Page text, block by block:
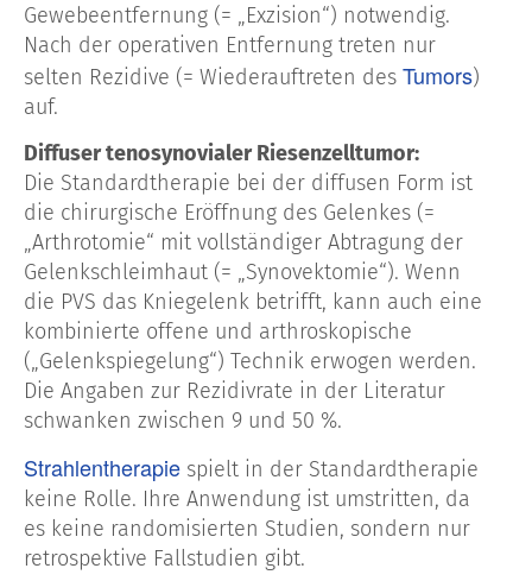
Gewebeentfernung (= „Exzision“) notwendig.
Nach der operativen Entfernung treten nur
selten Rezidive (= Wiederauftreten des Tumors)
auf.
Diffuser tenosynovialer Riesenzelltumor:
Die Standardtherapie bei der diffusen Form ist
die chirurgische Eröffnung des Gelenkes (=
„Arthrotomie“ mit vollständiger Abtragung der
Gelenkschleimhaut (= „Synovektomie“). Wenn
die PVS das Kniegelenk betrifft, kann auch eine
kombinierte offene und arthroskopische
(„Gelenkspiegelung“) Technik erwogen werden.
Die Angaben zur Rezidivrate in der Literatur
schwanken zwischen 9 und 50 %.
Strahlentherapie spielt in der Standardtherapie
keine Rolle. Ihre Anwendung ist umstritten, da
es keine randomisierten Studien, sondern nur
retrospektive Fallstudien gibt.